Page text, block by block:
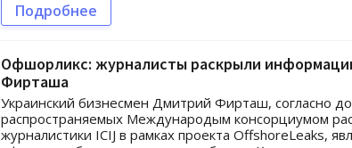
Подробнее
Офшорликс: журналисты раскрыли
Фирташа
Украинский бизнесмен Дмитрий Фирташ, согласно
распространяемых Международым консорциумом
журналистики ICIJ в рамках проекта OffshoreLeaks,